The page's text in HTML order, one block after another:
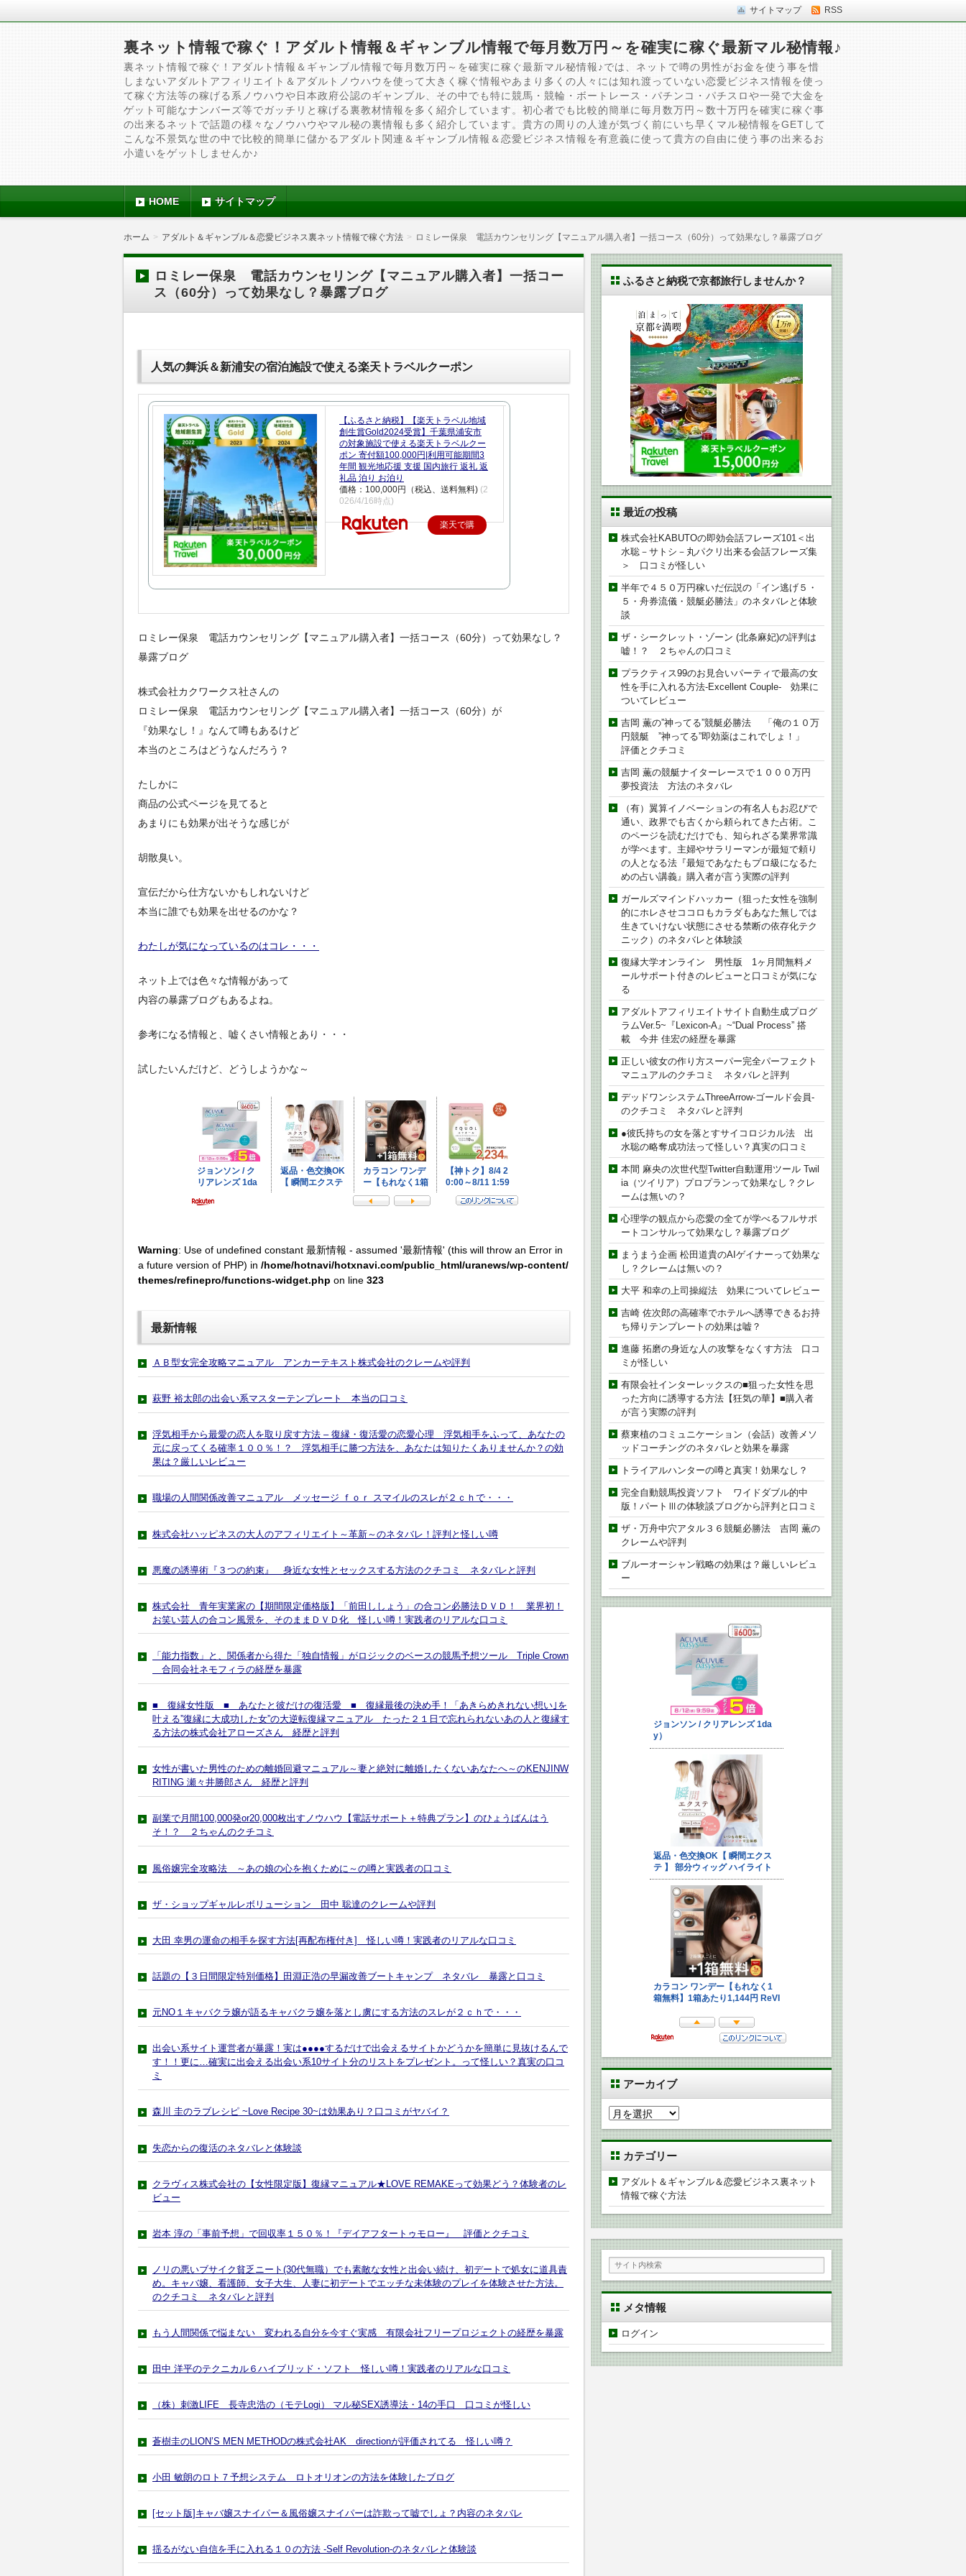
サイトマップ RSS
裏ネット情報で稼ぐ！アダルト情報＆ギャンブル情報で毎月数万円～を確実に稼ぐ最新マル秘情報♪
裏ネット情報で稼ぐ！アダルト情報＆ギャンブル情報で毎月数万円～を確実に稼ぐ最新マル秘情報♪では、ネットで噂の男性がお金を使う事を惜
しまないアダルトアフィリエイト＆アダルトノウハウを使って大きく稼ぐ情報やあまり多くの人々には知れ渡っていない恋愛ビジネス情報を使っ
て稼ぐ方法等の稼げる系ノウハウや日本政府公認のギャンブル、その中でも特に競馬・競輪・ボートレース・パチンコ・パチスロや一発で大金を
ゲット可能なナンバーズ等でガッチリと稼げる裏教材情報を多く紹介しています。初心者でも比較的簡単に毎月数万円～数十万円を確実に稼ぐ事
の出来るネットで話題の様々なノウハウやマル秘の裏情報も多く紹介しています。貴方の周りの人達が気づく前にいち早くマル秘情報をGETして
こんな不景気な世の中で比較的簡単に儲かるアダルト関連＆ギャンブル情報＆恋愛ビジネス情報を有意義に使って貴方の自由に使う事の出来るお
小遣いをゲットしませんか♪
HOME サイトマップ
ホーム アダルト＆ギャンブル＆恋愛ビジネス裏ネット情報で稼ぐ方法 ロミレー保泉 電話カウンセリング【マニュアル購入者】一括コース（60分）って効果なし？暴露ブログ
ロミレー保泉 電話カウンセリング【マニュアル購入者】一括コー
ス（60分）って効果なし？暴露ブログ
人気の舞浜＆新浦安の宿泊施設で使える楽天トラベルクーポン
【ふるさと納税】【楽天トラベル地域
創生賞Gold2024受賞】千葉県浦安市
の対象施設で使える楽天トラベルクー
ポン 寄付額100,000円|利用可能期間3
年間 観光地応援 支援 国内旅行 返礼 返
礼品 泊り お泊り
価格：100,000円（税込、送料無料) (2
026/4/16時点)
楽天で購
ロミレー保泉 電話カウンセリング【マニュアル購入者】一括コース（60分）って効果なし？
暴露ブログ
株式会社カクワークス社さんの
ロミレー保泉 電話カウンセリング【マニュアル購入者】一括コース（60分）が
『効果なし！』なんて噂もあるけど
本当のところはどうなんだろう？
たしかに
商品の公式ページを見てると
あまりにも効果が出そうな感じが
胡散臭い。
宣伝だから仕方ないかもしれないけど
本当に誰でも効果を出せるのかな？
わたしが気になっているのはコレ・・・
ネット上では色々な情報があって
内容の暴露ブログもあるよね。
参考になる情報と、嘘くさい情報とあり・・・
試したいんだけど、どうしようかな～
Warning: Use of undefined constant 最新情報 - assumed '最新情報' (this will throw an Error in
a future version of PHP) in /home/hotnavi/hotxnavi.com/public_html/uranews/wp-content/
themes/refinepro/functions-widget.php on line 323
最新情報
ＡＢ型女完全攻略マニュアル アンカーテキスト株式会社のクレームや評判
萩野 裕太郎の出会い系マスターテンプレート 本当の口コミ
浮気相手から最愛の恋人を取り戻す方法 – 復縁・復活愛の恋愛心理 浮気相手をふって、あなたの
元に戻ってくる確率１００％！？ 浮気相手に勝つ方法を、あなたは知りたくありませんか？の効
果は？厳しいレビュー
職場の人間関係改善マニュアル メッセージ ｆｏｒ スマイルのスレが２ｃｈで・・・
株式会社ハッピネスの大人のアフィリエイト～革新～のネタバレ！評判と怪しい噂
悪魔の誘導術『３つの約束』 身近な女性とセックスする方法のクチコミ ネタバレと評判
株式会社 青年実業家の【期間限定価格版】「前田ししょう」の合コン必勝法ＤＶＤ！ 業界初！
お笑い芸人の合コン風景を、そのままＤＶＤ化 怪しい噂！実践者のリアルな口コミ
「能力指数」と、関係者から得た「独自情報」がロジックのベースの競馬予想ツール Triple Crown
合同会社ネモフィラの経歴を暴露
■ 復縁女性版 ■ あなたと彼だけの復活愛 ■ 復縁最後の決め手！「あきらめきれない想い｣を
叶える”復縁に大成功した女”の大逆転復縁マニュアル たった２１日で忘れられないあの人と復縁す
る方法の株式会社アローズさん 経歴と評判
女性が書いた男性のための離婚回避マニュアル～妻と絶対に離婚したくないあなたへ～のKENJINW
RITING 瀬々井勝郎さん 経歴と評判
副業で月間100,000発or20,000枚出すノウハウ【電話サポート＋特典プラン】のひょうばんはう
そ！？ ２ちゃんのクチコミ
風俗嬢完全攻略法 ～あの娘の心を抱くために～の噂と実践者の口コミ
ザ・ショップギャルレボリューション 田中 聡達のクレームや評判
大田 幸男の運命の相手を探す方法[再配布権付き] 怪しい噂！実践者のリアルな口コミ
話題の【３日間限定特別価格】田淵正浩の早漏改善ブートキャンプ ネタバレ 暴露と口コミ
元NO１キャバクラ嬢が語るキャバクラ嬢を落とし虜にする方法のスレが２ｃｈで・・・
出会い系サイト運営者が暴露！実は●●●●するだけで出会えるサイトかどうかを簡単に見抜けるんで
す！！更に…確実に出会える出会い系10サイト分のリストをプレゼント。って怪しい？真実の口コ
ミ
森川 圭のラブレシピ ~Love Recipe 30~は効果あり？口コミがヤバイ？
失恋からの復活のネタバレと体験談
クラヴィス株式会社の【女性限定版】復縁マニュアル★LOVE REMAKEって効果どう？体験者のレ
ビュー
岩本 淳の「事前予想」で回収率１５０％！『デイアフタートゥモロー』 評価とクチコミ
ノリの悪いブサイク貧乏ニート(30代無職）でも素敵な女性と出会い続け、初デートで処女に道具責
め。キャバ嬢、看護師、女子大生、人妻に初デートでエッチな未体験のプレイを体験させた方法。
のクチコミ ネタバレと評判
もう人間関係で悩まない 変われる自分を今すぐ実感 有限会社フリープロジェクトの経歴を暴露
田中 洋平のテクニカル６ハイブリッド・ソフト 怪しい噂！実践者のリアルな口コミ
（株）刺激LIFE 長寺忠浩の（モテLogi） マル秘SEX誘導法・14の手口 口コミが怪しい
蒼樹圭のLION’S MEN METHODの株式会社AK directionが評価されてる 怪しい噂？
小田 敏朗のロト７予想システム ロトオリオンの方法を体験したブログ
[セット版]キャバ嬢スナイパー＆風俗嬢スナイパーは詐欺って嘘でしょ？内容のネタバレ
揺るがない自信を手に入れる１０の方法 -Self Revolution-のネタバレと体験談
ふるさと納税で京都旅行しませんか？
最近の投稿
株式会社KABUTOの即効会話フレーズ101＜出
水聡－サトシ－丸パクリ出来る会話フレーズ集
＞ 口コミが怪しい
半年で４５０万円稼いだ伝説の「イン逃げ５・
５・舟券流儀・競艇必勝法」のネタバレと体験
談
ザ・シークレット・ゾーン (北条麻妃)の評判は
嘘！？ ２ちゃんの口コミ
プラクティス99のお見合いパーティで最高の女
性を手に入れる方法-Excellent Couple- 効果に
ついてレビュー
吉岡 薫の”神ってる”競艇必勝法 「俺の１０万
円競艇 ”神ってる”即効薬はこれでしょ！」
評価とクチコミ
吉岡 薫の競艇ナイターレースで１０００万円
夢投資法 方法のネタバレ
（有）翼算イノベーションの有名人もお忍びで
通い、政界でも古くから頼られてきた占術。こ
のページを読むだけでも、知られざる業界常識
が学べます。主婦やサラリーマンが最短で頼り
の人となる法『最短であなたもプロ級になるた
めの占い講義』購入者が言う実際の評判
ガールズマインドハッカー（狙った女性を強制
的にホレさせココロもカラダもあなた無しでは
生きていけない状態にさせる禁断の依存化テク
ニック）のネタバレと体験談
復縁大学オンライン 男性版 1ヶ月間無料メ
ールサポート付きのレビューと口コミが気にな
る
アダルトアフィリエイトサイト自動生成プログ
ラムVer.5~『Lexicon-A』~“Dual Process” 搭
載 今井 佳宏の経歴を暴露
正しい彼女の作り方スーパー完全パーフェクト
マニュアルのクチコミ ネタバレと評判
デッドワンシステムThreeArrow-ゴールド会員-
のクチコミ ネタバレと評判
●彼氏持ちの女を落とすサイコロジカル法 出
水聡の略奪成功法って怪しい？真実の口コミ
本間 麻央の次世代型Twitter自動運用ツール Twil
ia（ツイリア）プロプランって効果なし？クレ
ームは無いの？
心理学の観点から恋愛の全てが学べるフルサポ
ートコンサルって効果なし？暴露ブログ
まうまう企画 松田道貴のAIゲイナーって効果な
し？クレームは無いの？
大平 和幸の上司操縦法 効果についてレビュー
吉崎 佐次郎の高確率でホテルへ誘導できるお持
ち帰りテンプレートの効果は嘘？
進藤 拓磨の身近な人の攻撃をなくす方法 口コ
ミが怪しい
有限会社インターレックスの■狙った女性を思
った方向に誘導する方法【狂気の華】■購入者
が言う実際の評判
蔡東植のコミュニケーション（会話）改善メソ
ッドコーチングのネタバレと効果を暴露
トライアルハンターの噂と真実！効果なし？
完全自動競馬投資ソフト ワイドダブル的中
版！パートⅢの体験談ブログから評判と口コミ
ザ・万舟中穴アタル３６競艇必勝法 吉岡 薫の
クレームや評判
ブルーオーシャン戦略の効果は？厳しいレビュ
ー
アーカイブ
ア
ー
カ
イ
ブ
カテゴリー
アダルト＆ギャンブル＆恋愛ビジネス裏ネット
情報で稼ぐ方法
メタ情報
ログイン